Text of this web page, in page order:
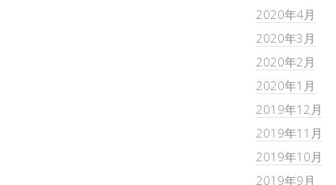
2020年4月
2020年3月
2020年2月
2020年1月
2019年12月
2019年11月
2019年10月
2019年9月